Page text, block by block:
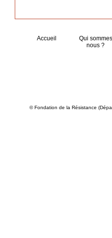
Accueil
Qui sommes
nous ?
© Fondation de la Résistance